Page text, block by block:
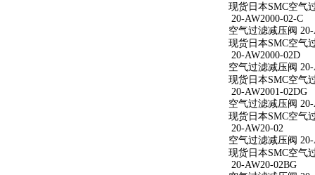
现货日本SMC空气
20-AW2000-02-C
空气过滤减压阀 20-
现货日本SMC空气
20-AW2000-02D
空气过滤减压阀 20-
现货日本SMC空气
20-AW2001-02DG
空气过滤减压阀 20-
现货日本SMC空气
20-AW20-02
空气过滤减压阀 20-
现货日本SMC空气
20-AW20-02BG